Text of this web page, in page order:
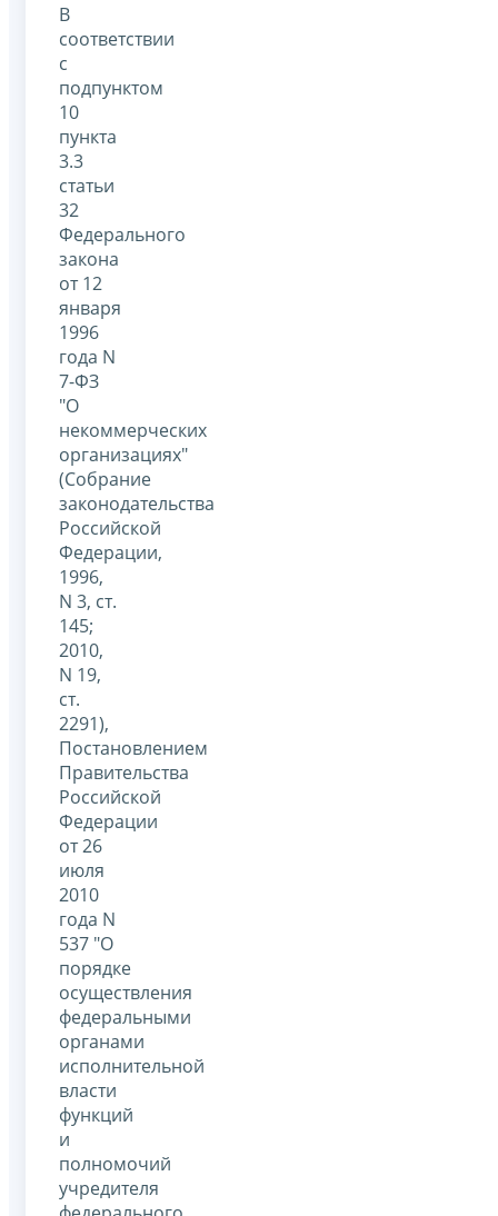
В
соответствии
с
подпунктом
10
пункта
3.3
статьи
32
Федерального
закона
от 12
января
1996
года N
7-ФЗ
"О
некоммерческих
организациях"
(Собрание
законодательства
Российской
Федерации,
1996,
N 3, ст.
145;
2010,
N 19,
ст.
2291),
Постановлением
Правительства
Российской
Федерации
от 26
июля
2010
года N
537 "О
порядке
осуществления
федеральными
органами
исполнительной
власти
функций
и
полномочий
учредителя